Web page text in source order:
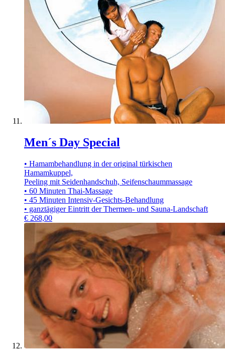
Men´s Day Special
• Hamambehandlung in der original türkischen
Hamamkuppel,
Peeling mit Seidenhandschuh, Seifenschaummassage
• 60 Minuten Thai-Massage
• 45 Minuten Intensiv-Gesichts-Behandlung
• ganztägiger Eintritt der Thermen- und Sauna-Landschaft
€ 268,00